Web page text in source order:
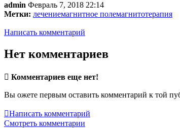
admin Февраль 7, 2018 22:14
Метки: лечениемагнитное полемагнитотерапия
Написать комментарий
Нет комментариев
 Комментариев еще нет!
Вы ожете первым оставить комментарий к той
Написать комментарий
Смотреть комментарии